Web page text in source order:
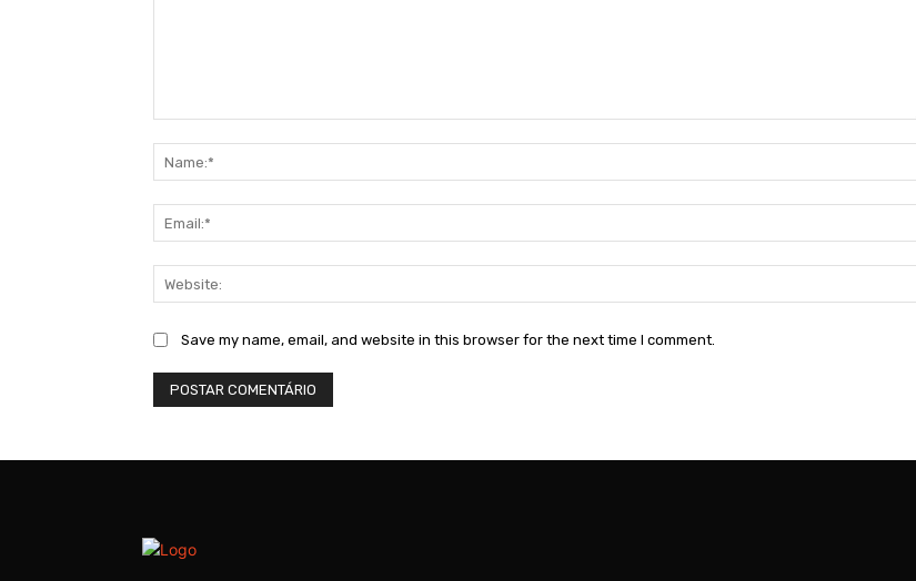
Save my name, email, and website in this browser for the next time I comment.